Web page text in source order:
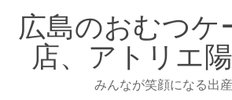
広島のおむつケ
店、アトリエ
みんなが笑顔になる出